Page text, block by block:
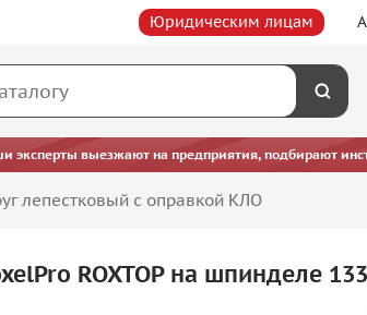
Юридическим лицам
эксперты выезжают на предприятия, подбирают
лепестковый с оправкой КЛО
ROXTOP на шпинделе